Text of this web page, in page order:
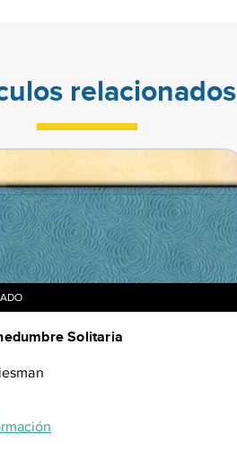
relacionados
Solitaria